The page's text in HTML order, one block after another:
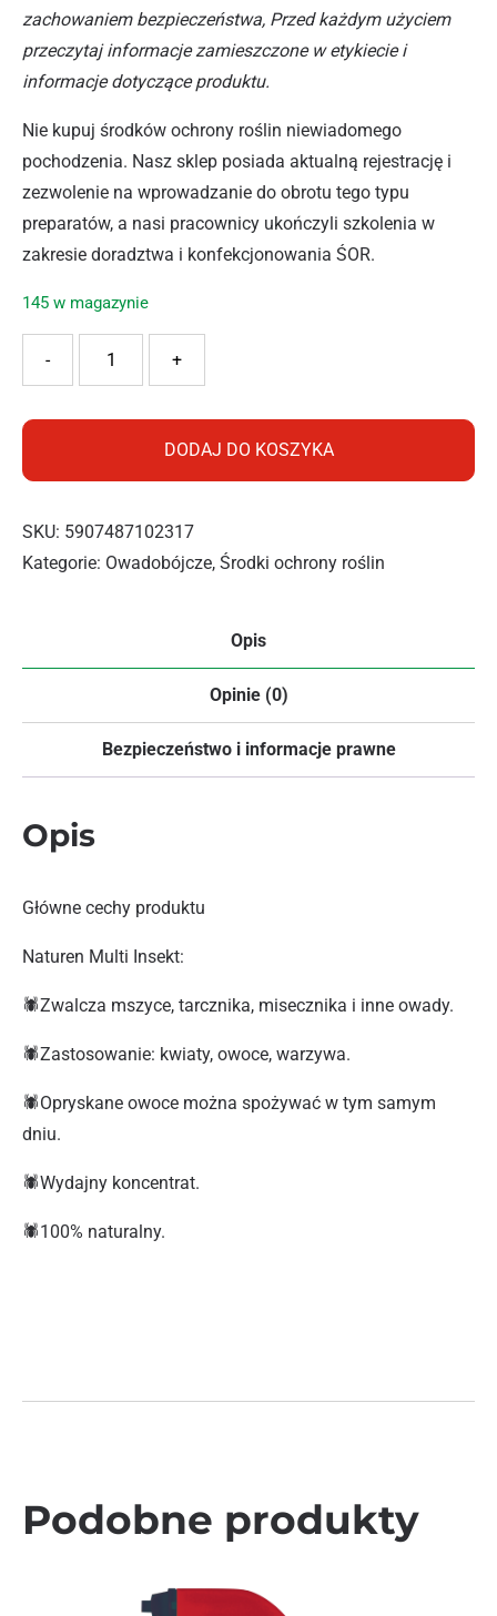
zachowaniem bezpieczeństwa, Przed każdym użyciem
przeczytaj informacje zamieszczone w etykiecie i
informacje dotyczące produktu.
Nie kupuj środków ochrony roślin niewiadomego
pochodzenia. Nasz sklep posiada aktualną rejestrację i
zezwolenie na wprowadzanie do obrotu tego typu
preparatów, a nasi pracownicy ukończyli szkolenia w
zakresie doradztwa i konfekcjonowania ŚOR.
145 w magazynie
ilość SUBSTRAL MULTI-INSEKT NATUREN 750ML
+
-
DODAJ DO KOSZYKA
SKU: 5907487102317
Kategorie: Owadobójcze, Środki ochrony roślin
Opis
Opinie (0)
Bezpieczeństwo i informacje prawne
Opis
Główne cechy produktu
Naturen Multi Insekt:
🕷️Zwalcza mszyce, tarcznika, misecznika i inne owady.
🕷️Zastosowanie: kwiaty, owoce, warzywa.
🕷️Opryskane owoce można spożywać w tym samym
dniu.
🕷️Wydajny koncentrat.
🕷️100% naturalny.
Podobne produkty